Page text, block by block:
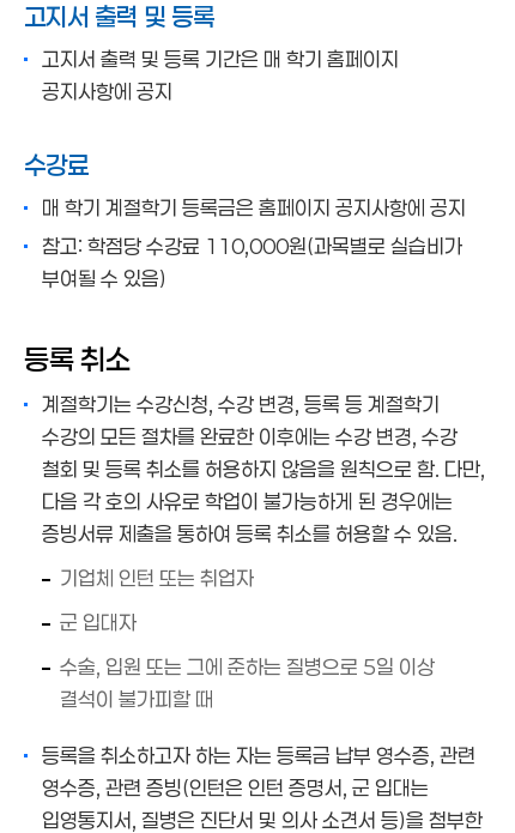
장학금수혜자
학자금대출자
고지서 출력 및 등록
고지서 출력 및 등록 기간은 매 학기 홈페이지
공지사항에 공지
수강료
매 학기 계절학기 등록금은 홈페이지 공지사항에 공지
참고: 학점당 수강료 110,000원(과목별로 실습비가
부여될 수 있음)
등록 취소
계절학기는 수강신청, 수강 변경, 등록 등 계절학기
수강의 모든 절차를 완료한 이후에는 수강 변경, 수강
철회 및 등록 취소를 허용하지 않음을 원칙으로 함. 다만,
다음 각 호의 사유로 학업이 불가능하게 된 경우에는
증빙서류 제출을 통하여 등록 취소를 허용할 수 있음.
기업체 인턴 또는 취업자
군 입대자
수술, 입원 또는 그에 준하는 질병으로 5일 이상
결석이 불가피할 때
등록을 취소하고자 하는 자는 등록금 납부 영수증, 관련
영수증, 관련 증빙(인턴은 인턴 증명서, 군 입대는
입영통지서, 질병은 진단서 및 의사 소견서 등)을 첨부한